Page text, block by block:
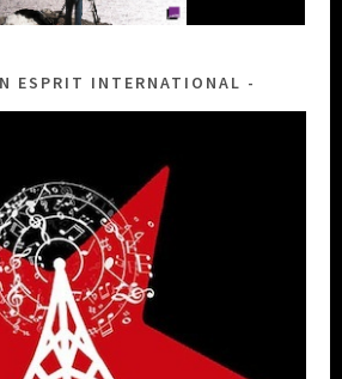
ESPRIT INTERNATIONAL